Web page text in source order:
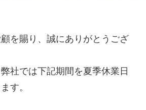
を賜り、誠にありがとうござ
社では下記期間を夏季休業日
す。